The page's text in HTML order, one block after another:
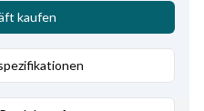
,Kernhöhe
hinten
kaufen